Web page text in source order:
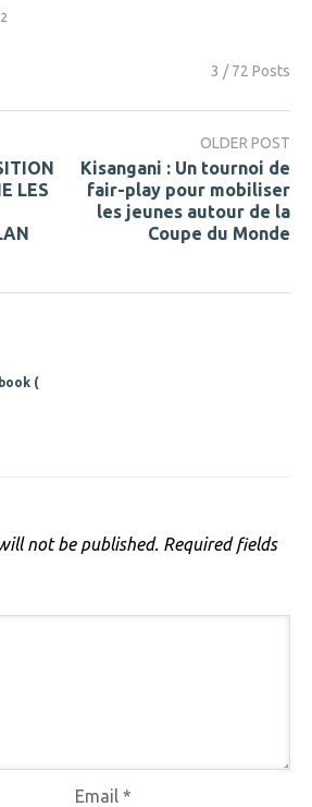
3 / 72 Posts
LES
OLDER POST
Kisangani : Un tournoi de
fair-play pour mobiliser
les jeunes autour de la
Coupe du Monde
(
not be published. Required fields
Email*